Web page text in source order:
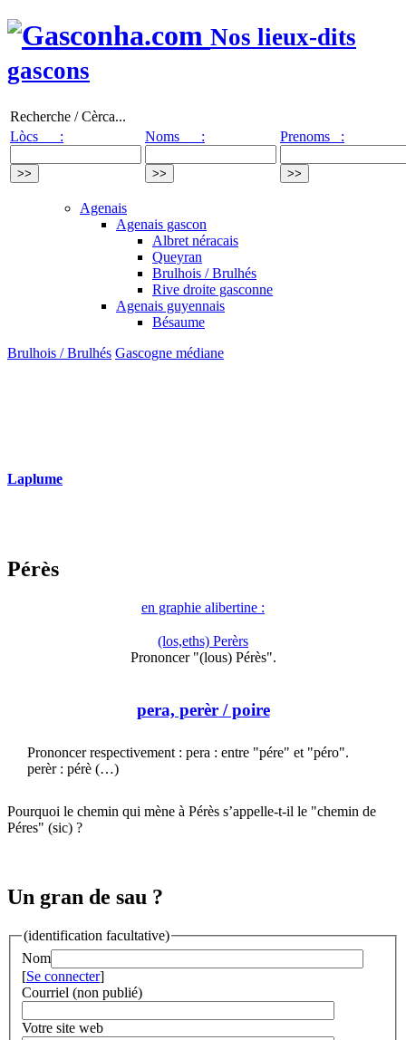
Nos lieux-dits
gascons
Recherche / Cèrca...
Lòcs :
Noms : Prenoms :
Agenais
Agenais gascon
Albret néracais
Queyran
Brulhois / Brulhés
Rive droite gasconne
Agenais guyennais
Bésaume
Brulhois / Brulhés Gascogne médiane
Laplume
Pérès
en graphie alibertine :
(los,eths) Perèrs
Prononcer "(lous) Pérès".
pera, perèr/ poire
Prononcer respectivement : pera : entre "pére" et "péro".
perèr : pérè (…)
Pourquoi le chemin qui mène à Pérès s’appelle-t-il le "chemin de
Péres" (sic) ?
Un gran de sau ?
(identification facultative)
Nom
[Se connecter]
Courriel (non publié)
Votre site web